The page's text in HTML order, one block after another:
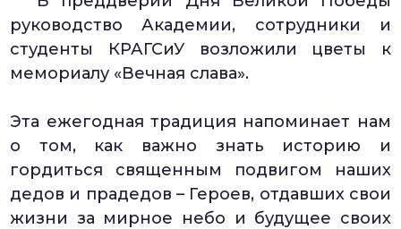
руководство Академии, сотрудники и
студенты КРАГСиУ возложили цветы к
мемориалу «Вечная слава».
Эта ежегодная традиция напоминает нам
о том, как важно знать историю и
гордиться священным подвигом наших
дедов и прадедов – Героев, отдавших свои
жизни за мирное небо и будущее своих